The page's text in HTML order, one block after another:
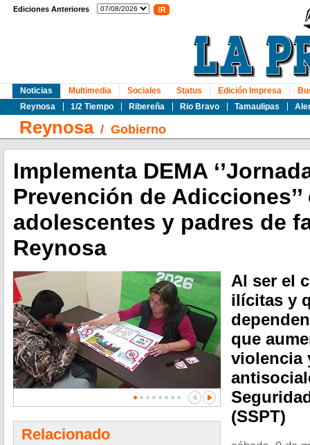
Ediciones Anteriores
Noticias
Reynosa
1/2 Tiempo Ribereña Rio Bravo Tamaulipas
Multimedia Sociales Status Edición Impresa
Reynosa/ Gobierno
Implementa DEMA
Prevención de Adicciones’’
adolescentes y padres de
Reynosa
Relacionado
Al ser el
ilícitas y
que
violencia
(SSPT)